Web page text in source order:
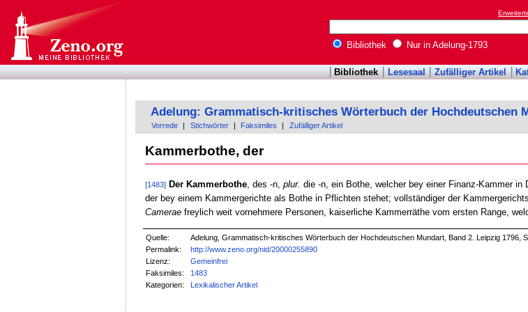
Bibliothek Nur in Adelung-1793
Bibliothek Lesesaal Zufälliger Artikel
Adelung: Grammatisch-kritisches Wörterbuch der Hochdeutschen
Vorrede Stichwörter Faksimiles Zufälliger Artikel
Kammerbothe, der
[1483] Der Kammerbothe, des -n, plur. die -n, ein Bothe, welcher bey einer Finanz-Kammer
der bey einem Kammergerichte als Bothe in Pflichten stehet; vollständiger der
Cameraefreylich weit vornehmere Personen, kaiserliche Kammerräthe vom ersten Range,
Quelle:
Adelung, Grammatisch-kritisches Wörterbuch der Hochdeutschen Mundart, Band 2. Leipzig 1796,
Permalink:
http://www.zeno.org/nid/20000255890
Lizenz:
Gemeinfrei
Faksimiles:
1483
Kategorien:
Lexikalischer Artikel